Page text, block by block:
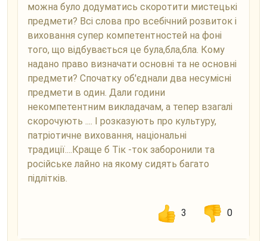
можна було додуматись скоротити мистецькі
предмети? Всі слова про всебічний розвиток і
виховання супер компетентностей на фоні
того, що відбувається це була,бла,бла. Кому
надано право визначати основні та не основні
предмети? Спочатку об'єднали два несумісні
предмети в один. Дали години
некомпетентним викладачам, а тепер взагалі
скорочують .... І розказують про культуру,
патріотичне виховання, національні
традиції....Краще б Тік -ток заборонили та
російське лайно на якому сидять багато
підлітків.
3 0